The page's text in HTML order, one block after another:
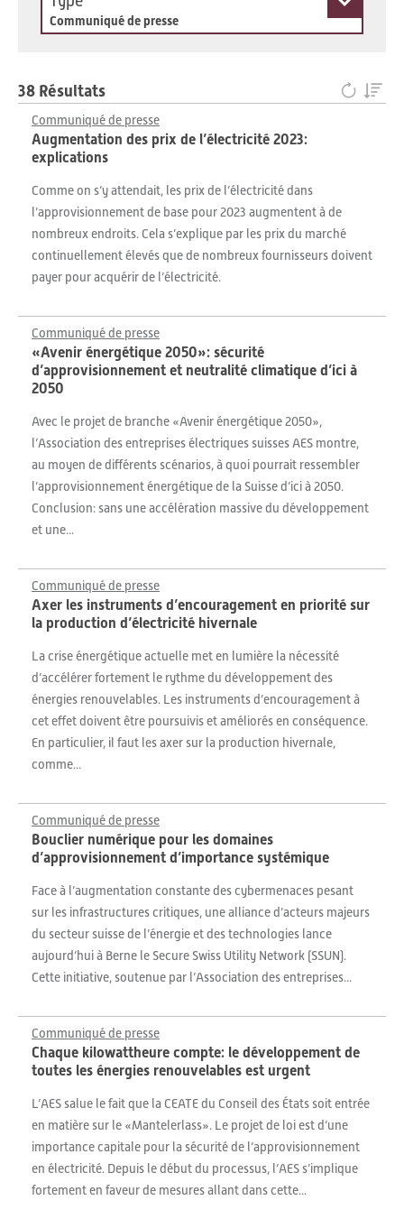
Communiqué de presse
38 Résultats
Communiqué de presse
Augmentation des prix de l’électricité 2023:
explications
Comme on s’y attendait, les prix de l’électricité dans
l’approvisionnement de base pour 2023 augmentent à de
nombreux endroits. Cela s’explique par les prix du marché
continuellement élevés que de nombreux fournisseurs doivent
payer pour acquérir de l’électricité.
Communiqué de presse
«Avenir énergétique 2050»: sécurité
d’approvisionnement et neutralité climatique d’ici à
2050
Avec le projet de branche «Avenir énergétique 2050»,
l’Association des entreprises électriques suisses AES montre,
au moyen de différents scénarios, à quoi pourrait ressembler
l’approvisionnement énergétique de la Suisse d’ici à 2050.
Conclusion: sans une accélération massive du développement
et une...
Communiqué de presse
Axer les instruments d’encouragement en priorité sur
la production d’électricité hivernale
La crise énergétique actuelle met en lumière la nécessité
d’accélérer fortement le rythme du développement des
énergies renouvelables. Les instruments d’encouragement à
cet effet doivent être poursuivis et améliorés en conséquence.
En particulier, il faut les axer sur la production hivernale,
comme...
Communiqué de presse
Bouclier numérique pour les domaines
d’approvisionnement d’importance systémique
Face à l’augmentation constante des cybermenaces pesant
sur les infrastructures critiques, une alliance d’acteurs majeurs
du secteur suisse de l’énergie et des technologies lance
aujourd’hui à Berne le Secure Swiss Utility Network (SSUN).
Cette initiative, soutenue par l’Association des entreprises...
Communiqué de presse
Chaque kilowattheure compte: le développement de
toutes les énergies renouvelables est urgent
L’AES salue le fait que la CEATE du Conseil des États soit entrée
en matière sur le «Mantelerlass». Le projet de loi est d’une
importance capitale pour la sécurité de l’approvisionnement
en électricité. Depuis le début du processus, l’AES s’implique
fortement en faveur de mesures allant dans cette...